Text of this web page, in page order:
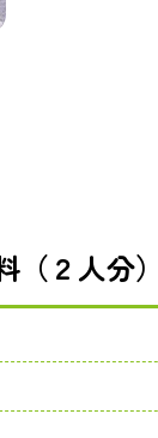
（２人分）